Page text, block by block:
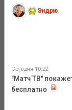
Эндрю
Сегодня 10:22
"Матч ТВ"
бесплатно